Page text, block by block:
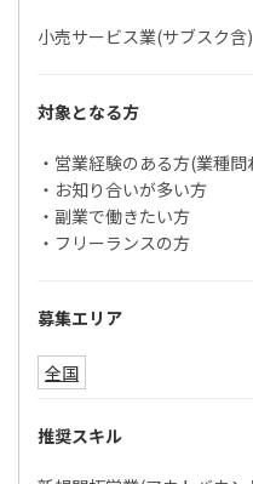
小売サービス業(サブスク含)
対象となる方
・営業経験のある方(業種問
・お知り合いが多い方
・副業で働きたい方
・フリーランスの方
募集エリア
全国
推奨スキル